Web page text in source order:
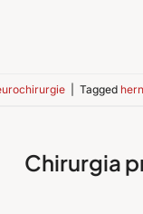
Tagged
Chirurgia